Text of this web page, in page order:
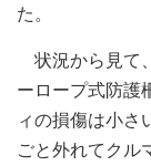
た。
状況から見て
ーロープ式防護
ィの損傷は小さ
ごと外れてクル